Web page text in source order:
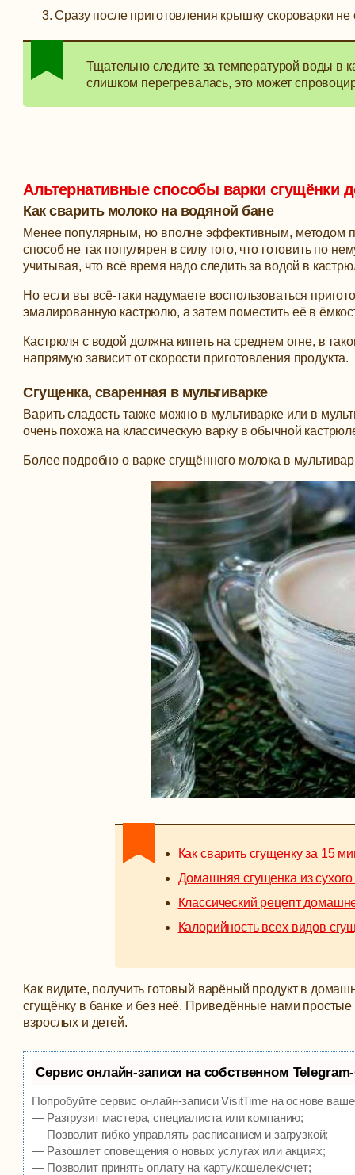
Сразу после приготовления крышку скороварки
Тщательно следите за температурой воды в
слишком перегревалась, это может
Альтернативные способы варки сгущёнки
Как сварить молоко на водяной бане
Менее популярным, но вполне эффективным, методом
способ не так популярен в силу того, что готовить по
учитывая, что всё время надо следить за водой в
Но если вы всё-таки надумаете воспользоваться
эмалированную кастрюлю, а затем поместить её в
Кастрюля с водой должна кипеть на среднем огне, в
напрямую зависит от скорости приготовления продукта.
Сгущенка, сваренная в мультиварке
Варить сладость также можно в мультиварке или в
очень похожа на классическую варку в обычной
Более подробно о варке сгущённого молока в
Как сварить сгущенку за 15
Домашняя сгущенка из
Классический рецепт
Калорийность всех видов
Как видите, получить готовый варёный продукт в
сгущёнку в банке и без неё. Приведённые нами
взрослых и детей.
Сервис онлайн-записи на собственном
Попробуйте сервис онлайн-записи VisitTime на основе
— Разгрузит мастера, специалиста или компанию;
— Позволит гибко управлять расписанием и загрузкой;
— Разошлет оповещения о новых услугах или акциях;
— Позволит принять оплату на карту/кошелек/счет;